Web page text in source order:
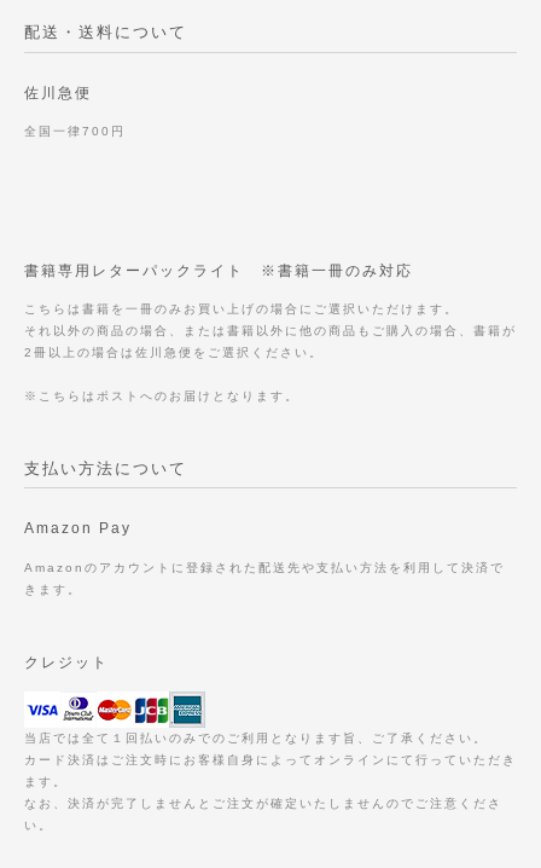
配送・送料について
佐川急便
全国一律700円
書籍専用レターパックライト ※書籍一冊のみ対応
こちらは書籍を一冊のみお買い上げの場合にご選択いただけます。
それ以外の商品の場合、または書籍以外に他の商品もご購入の場合、書籍が
2冊以上の場合は佐川急便をご選択ください。
※こちらはポストへのお届けとなります。
支払い方法について
Amazon Pay
Amazonのアカウントに登録された配送先や支払い方法を利用して決済で
きます。
クレジット
当店では全て１回払いのみでのご利用となります旨、ご了承ください。
カード決済はご注文時にお客様自身によってオンラインにて行っていただき
ます。
なお、決済が完了しませんとご注文が確定いたしませんのでご注意くださ
い。